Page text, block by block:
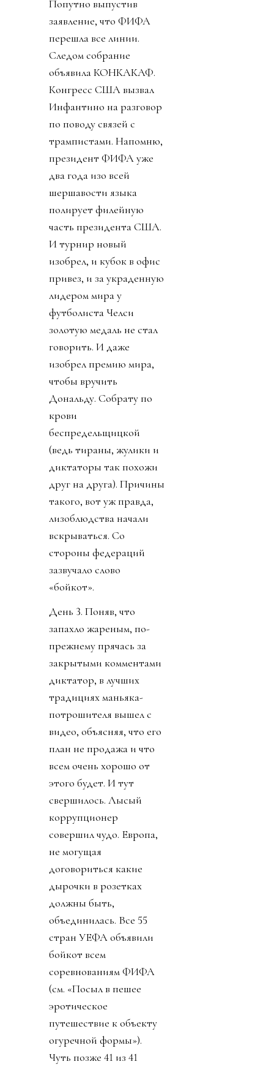
Попутно выпустив
заявление, что ФИФА
перешла все линии.
Следом собрание
объявила КОНКАКАФ.
Конгресс США вызвал
Инфантино на разговор
по поводу связей с
трампистами. Напомню,
президент ФИФА уже
два года изо всей
шершавости языка
полирует филейную
часть президента США.
И турнир новый
изобрел, и кубок в офис
привез, и за украденную
лидером мира у
футболиста Челси
золотую медаль не стал
говорить. И даже
изобрел премию мира,
чтобы вручить
Дональду. Собрату по
крови
беспредельщицкой
(ведь тираны, жулики и
диктаторы так похожи
друг на друга). Причины
такого, вот уж правда,
лизоблюдства начали
вскрываться. Со
стороны федераций
зазвучало слово
«бойкот».
День 3. Поняв, что
запахло жареным, по-
прежнему прячась за
закрытыми комментами
диктатор, в лучших
традициях маньяка-
потрошителя вышел с
видео, объясняя, что его
план не продажа и что
всем очень хорошо от
этого будет. И тут
свершилось. Лысый
коррупционер
совершил чудо. Европа,
не могущая
договориться какие
дырочки в розетках
должны быть,
объединилась. Все 55
стран УЕФА объявили
бойкот всем
соревнованиям ФИФА
(см. «Посыл в пешее
эротическое
путешествие к объекту
огуречной формы»).
Чуть позже 41 из 41